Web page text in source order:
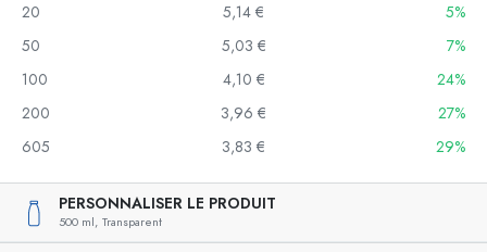
20
5,14 €
5%
50
5,03 €
7%
100
4,10 €
24%
200
3,96 €
27%
605
3,83 € 29%
PERSONNALISER LE PRODUIT
500 ml, Transparent